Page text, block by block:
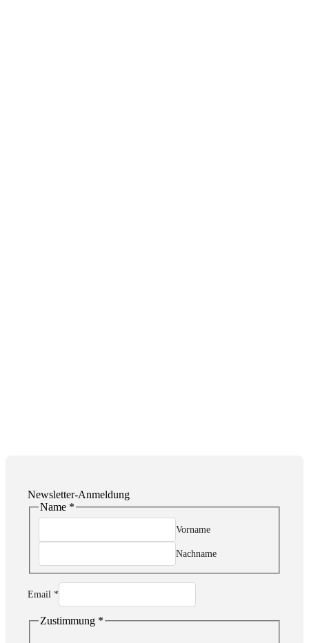
Newsletter-Anmeldung
Name *
Vorname
Nachname
Email
Name
Email *
Zustimmung *